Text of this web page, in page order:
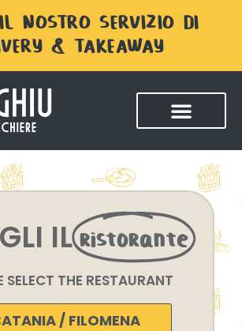
NOSTRO SERVIZIO DI
& TAKEAWAY
ILristorante
SELECT THE RESTAURANT
/ FILOMENA